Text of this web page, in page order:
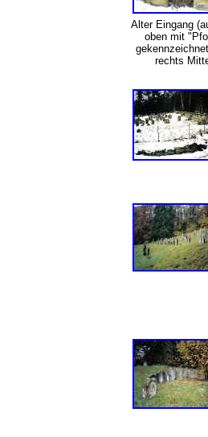
Alter Eingang
oben mit
rechts